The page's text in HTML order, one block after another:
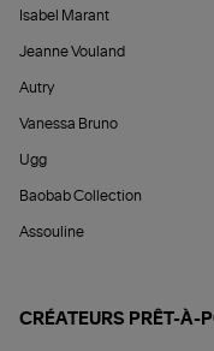
Isabel Marant
Jeanne Vouland
Autry
Vanessa Bruno
Ugg
Baobab Collection
Assouline
CRÉATEURS PRÊT-À-